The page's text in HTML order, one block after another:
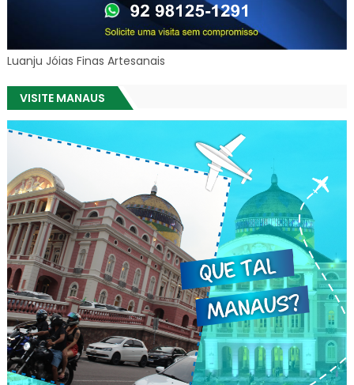
Luanju Jóias Finas Artesanais
VISITE MANAUS